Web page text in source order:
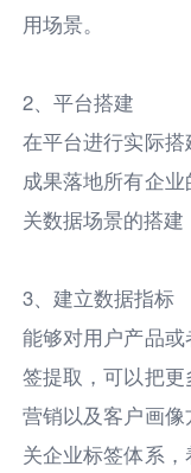
用场景。
2、平台搭建
在平台进行实际
成果落地所有企
关数据场景的搭建
3、建立数据指标
能够对用户产品
签提取，可以把
营销以及客户画
关企业标签体系